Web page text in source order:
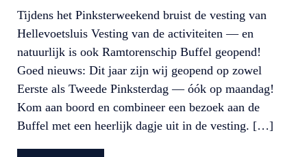
Tijdens het Pinksterweekend bruist de vesting van
Hellevoetsluis Vesting van de activiteiten — en
natuurlijk is ook Ramtorenschip Buffel geopend!
Goed nieuws: Dit jaar zijn wij geopend op zowel
Eerste als Tweede Pinksterdag — óók op maandag!
Kom aan boord en combineer een bezoek aan de
Buffel met een heerlijk dagje uit in de vesting. […]